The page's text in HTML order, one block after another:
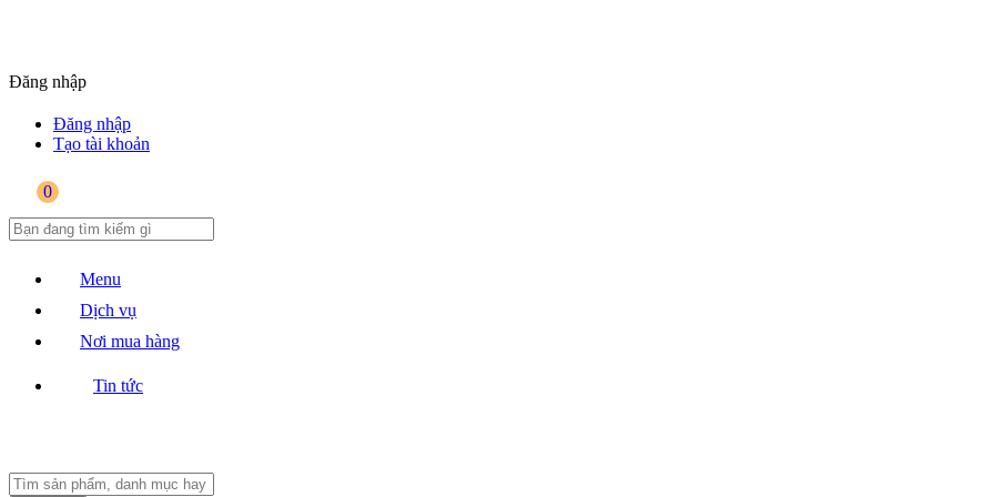
Đăng nhập
Đăng nhập
Tạo tài khoản
0
Menu
Dịch vụ
Nơi mua hàng
Tin tức